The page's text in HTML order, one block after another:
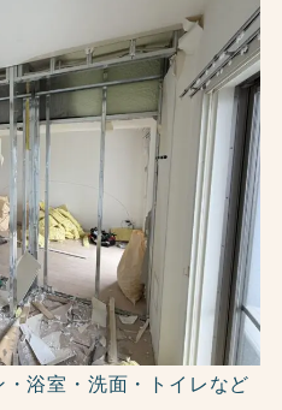
浴室・洗面・トイレなど